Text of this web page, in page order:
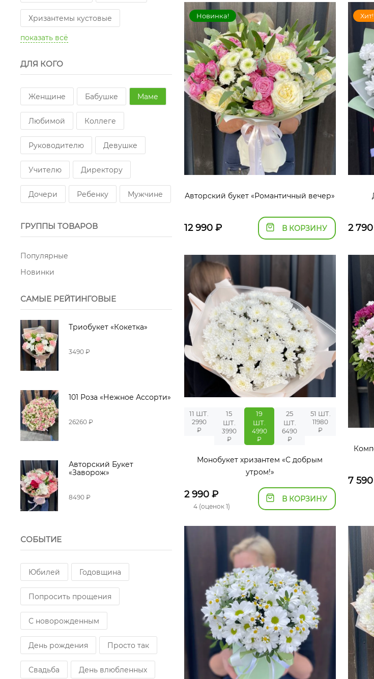
Хризантемы кустовые
Альстромерии
Сухоцветы
Розы пионовидные одноголовые
Подсолнухи
Розы пионовидные кустовые
Озотамнус
Маттиола Хлопок Лилии
показать всё
ДЛЯ КОГО
Женщине Бабушке Маме
Любимой Коллеге
Руководителю Девушке
Учителю Директору
Дочери Ребенку Мужчине
ГРУППЫ ТОВАРОВ
Популярные
Новинки
САМЫЕ РЕЙТИНГОВЫЕ
Триобукет «Кокетка»
3490 ₽
101 Роза «Нежное Ассорти»
26260 ₽
Авторский Букет
«Заворож»
8490 ₽
СОБЫТИЕ
Юбилей Годовщина
Попросить прощения
С новорожденным
День рождения Просто так
Свадьба День влюбленных
Новинка!
Авторский букет «Романтичный вечер»
12 990 ₽ В КОРЗИНУ
Хит!
2 790
11 ШТ.
2990
₽
15
ШТ.
3990
₽
19
ШТ.
4990
₽
25
ШТ.
6490
₽
51 ШТ.
11980
₽
Монобукет хризантем «С добрым
утром!»
2 990 ₽
4 (оценок 1)
В КОРЗИНУ
7 590